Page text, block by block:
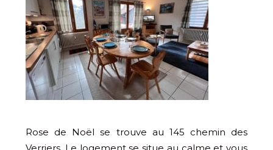
Rose de Noël se trouve au 145 chemin des